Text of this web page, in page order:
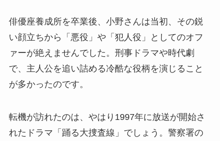
俳優座養成所を卒業後、小野さんは当初、その鋭
い顔立ちから「悪役」や「犯人役」としてのオフ
ァーが絶えませんでした。刑事ドラマや時代劇
で、主人公を追い詰める冷酷な役柄を演じること
が多かったのです。
転機が訪れたのは、やはり1997年に放送が開始さ
れたドラマ「踊る大捜査線」でしょう。警察署の